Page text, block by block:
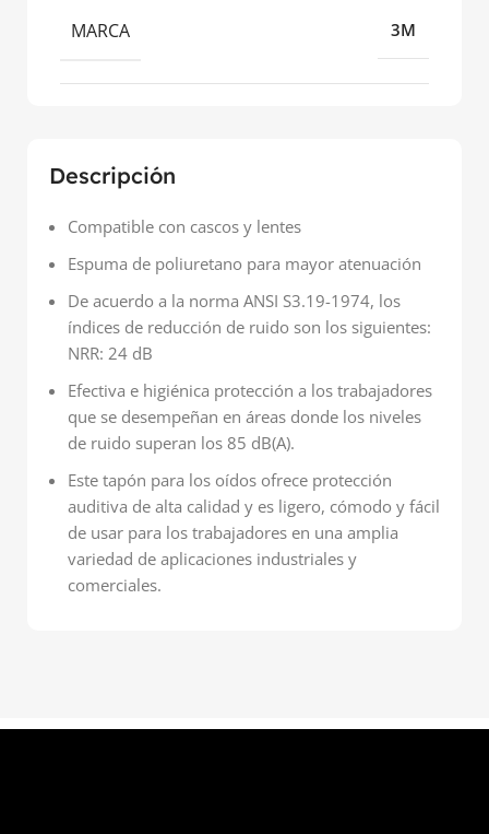
Descripción
Compatible con cascos y lentes
Espuma de poliuretano para mayor atenuación
De acuerdo a la norma ANSI S3.19-1974, los
índices de reducción de ruido son los siguientes:
NRR: 24 dB
Efectiva e higiénica protección a los trabajadores
que se desempeñan en áreas donde los niveles
de ruido superan los 85 dB(A).
Este tapón para los oídos ofrece protección
auditiva de alta calidad y es ligero, cómodo y fácil
de usar para los trabajadores en una amplia
variedad de aplicaciones industriales y
comerciales.
MARCA 3M